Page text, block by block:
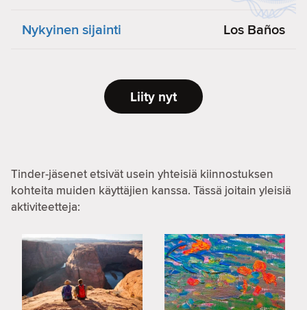
Nykyinen sijainti Los Baños
Liity nyt
Tinder-jäsenet etsivät usein yhteisiä kiinnostuksen
kohteita muiden käyttäjien kanssa. Tässä joitain yleisiä
aktiviteetteja: